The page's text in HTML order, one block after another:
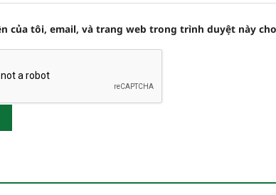
của tôi, email, và trang web trong trình duyệt này